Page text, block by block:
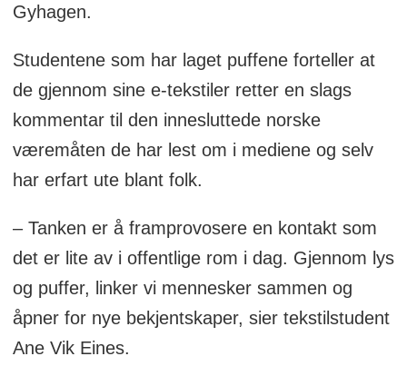
Gyhagen.
Studentene som har laget puffene forteller at
de gjennom sine e-tekstiler retter en slags
kommentar til den innesluttede norske
væremåten de har lest om i mediene og selv
har erfart ute blant folk.
– Tanken er å framprovosere en kontakt som
det er lite av i offentlige rom i dag. Gjennom lys
og puffer, linker vi mennesker sammen og
åpner for nye bekjentskaper, sier tekstilstudent
Ane Vik Eines.